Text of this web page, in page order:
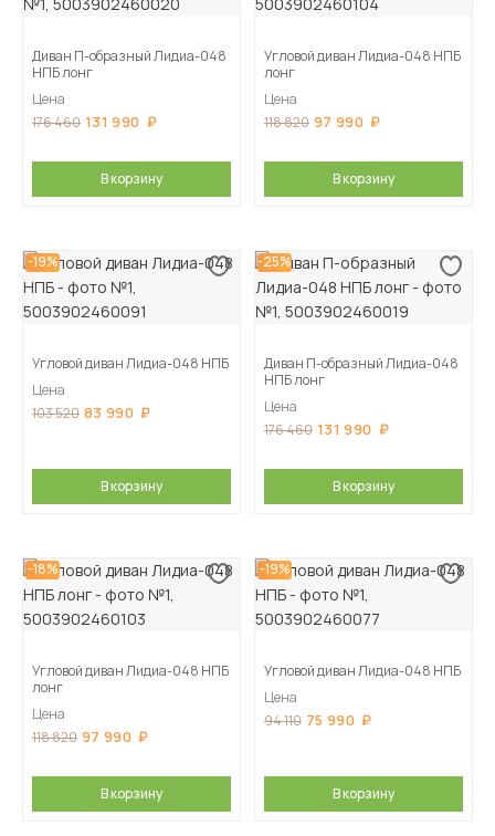
Диван П-образный Лидиа-048
НПБ лонг
Цена
176 460 131 990
В корзину
Угловой диван Лидиа-048 НПБ
лонг
Цена
118 820 97 990
В корзину
-19%
Угловой диван Лидиа-048 НПБ
Цена
103 520 83 990
В корзину
-25%
Диван П-образный Лидиа-048
НПБ лонг
Цена
176 460 131 990
В корзину
-18%
Угловой диван Лидиа-048 НПБ
лонг
Цена
118 820 97 990
В корзину
-19%
Угловой диван Лидиа-048 НПБ
Цена
94 110 75 990
В корзину